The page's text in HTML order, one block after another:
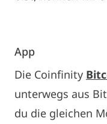
App
Die Coinfinity
unterwegs aus
du die gleichen